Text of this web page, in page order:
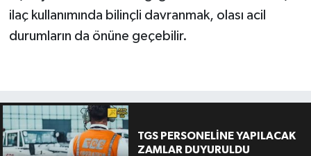
ilaç kullanımında bilinçli davranmak, olası acil
durumların da önüne geçebilir.
TGS PERSONELİNE YAPILACAK
ZAMLAR DUYURULDU